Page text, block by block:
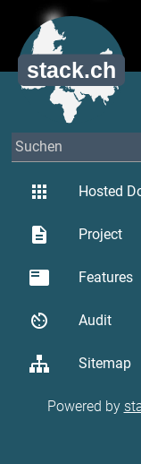
apps Hosted
description Project
featured_play_list Features
av_timer Audit
Sitemap
Powered by